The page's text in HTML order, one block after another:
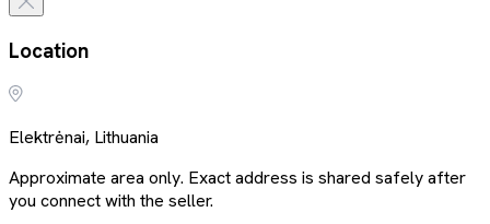
Location
Elektrėnai, Lithuania
Approximate area only. Exact address is shared safely after
you connect with the seller.